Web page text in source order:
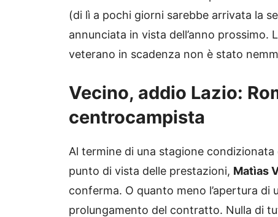
(di lì a pochi giorni sarebbe arrivata la
annunciata in vista dell’anno prossimo.
veterano in scadenza non è stato
Vecino, addio Lazio:
centrocampista
Al termine di una stagione
punto di vista delle prestazioni, Matìas
conferma. O quanto meno l’apertura
prolungamento del contratto. Nulla di